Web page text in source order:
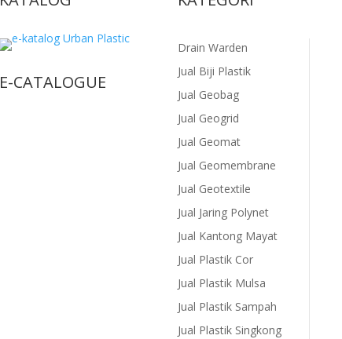
E-CATALOGUE
Drain Warden
Jual Biji Plastik
Jual Geobag
Jual Geogrid
Jual Geomat
Jual Geomembrane
Jual Geotextile
Jual Jaring Polynet
Jual Kantong Mayat
Jual Plastik Cor
Jual Plastik Mulsa
Jual Plastik Sampah
Jual Plastik Singkong